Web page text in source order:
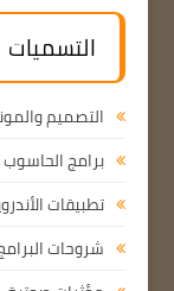
التسميات
التصميم
برامج الحاسوب
تطبيقات
شروحات